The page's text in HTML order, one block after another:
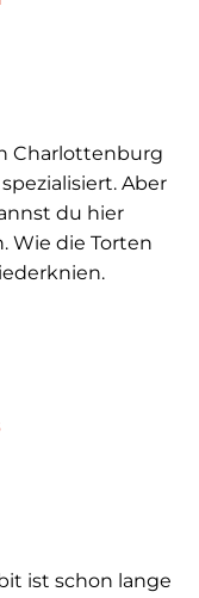
Charlottenburg
Aber
du hier
Wie die Torten
ist schon lange